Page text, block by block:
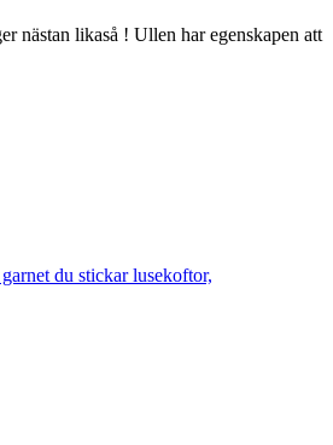
nästan likaså ! Ullen har egenskapen att
du stickar lusekoftor,